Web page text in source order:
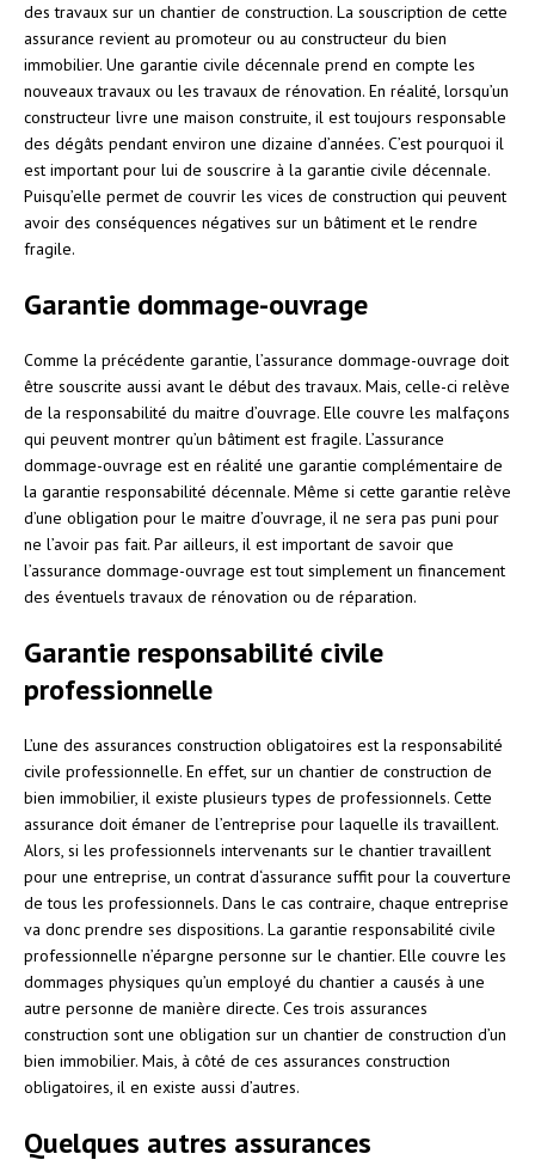
des travaux sur un chantier de construction. La souscription de cette
assurance revient au promoteur ou au constructeur du bien
immobilier. Une garantie civile décennale prend en compte les
nouveaux travaux ou les travaux de rénovation. En réalité, lorsqu’un
constructeur livre une maison construite, il est toujours responsable
des dégâts pendant environ une dizaine d’années. C’est pourquoi il
est important pour lui de souscrire à la garantie civile décennale.
Puisqu’elle permet de couvrir les vices de construction qui peuvent
avoir des conséquences négatives sur un bâtiment et le rendre
fragile.
Garantie dommage-ouvrage
Comme la précédente garantie, l’assurance dommage-ouvrage doit
être souscrite aussi avant le début des travaux. Mais, celle-ci relève
de la responsabilité du maitre d’ouvrage. Elle couvre les malfaçons
qui peuvent montrer qu’un bâtiment est fragile. L’assurance
dommage-ouvrage est en réalité une garantie complémentaire de
la garantie responsabilité décennale. Même si cette garantie relève
d’une obligation pour le maitre d’ouvrage, il ne sera pas puni pour
ne l’avoir pas fait. Par ailleurs, il est important de savoir que
l’assurance dommage-ouvrage est tout simplement un financement
des éventuels travaux de rénovation ou de réparation.
Garantie responsabilité civile
professionnelle
L’une des assurances construction obligatoires est la responsabilité
civile professionnelle. En effet, sur un chantier de construction de
bien immobilier, il existe plusieurs types de professionnels. Cette
assurance doit émaner de l’entreprise pour laquelle ils travaillent.
Alors, si les professionnels intervenants sur le chantier travaillent
pour une entreprise, un contrat d‘assurance suffit pour la couverture
de tous les professionnels. Dans le cas contraire, chaque entreprise
va donc prendre ses dispositions. La garantie responsabilité civile
professionnelle n’épargne personne sur le chantier. Elle couvre les
dommages physiques qu’un employé du chantier a causés à une
autre personne de manière directe. Ces trois assurances
construction sont une obligation sur un chantier de construction d’un
bien immobilier. Mais, à côté de ces assurances construction
obligatoires, il en existe aussi d’autres.
Quelques autres assurances